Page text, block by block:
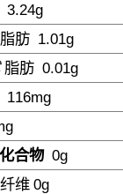
3.24g
肪 1.01g
脂肪 0.01g
116mg
合物 0g
维 0g